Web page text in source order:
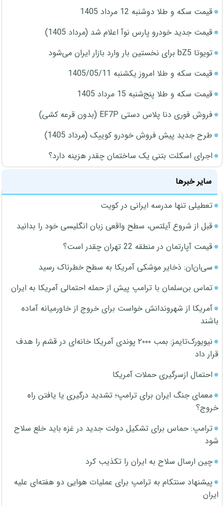
قیمت سکه و طلا دوشنبه 12 مرداد 1405
قیمت جدید خودرو پارس نوآ اعلام شد (مرداد 1405)
تویوتا bZ5 برای نخستین بار وارد بازار ایران می‌شود
قیمت سکه و طلا امروز یکشنبه 1405/05/11
قیمت سکه و طلا پنج‌شنبه 15 مرداد 1405
فروش فوری دنا پلاس دستی EF7P (بدون قرعه کشی)
طرح جدید پیش فروش خودرو کوییک (مرداد 1405)
اجرای اسکلت بتنی یک ساختمان چقدر هزینه دارد؟
سایر خبرها
تعطیلی تنها مدرسه ایرانی در کویت
قبل از شروع آیلتس، سطح واقعی زبان انگلیسی خود را بدانید
قیمت آپارتمان در منطقه 22 تهران چقدر است؟
سی‌ان‌ان: ذخایر موشکی آمریکا به سطح خطرناک رسید
تماس بن‌سلمان با ترامپ پیش از حمله احتمالی آمریکا به ایران
آمریکا از شهروندانش خواست برای خروج از خاورمیانه آماده
باشند
نیویورک‌تایمز: بمب ۲۰۰۰ پوندی آمریکا خانه‌ای در قشم را هدف
قرار داد
احتمال ازسرگیری حملات آمریکا
معمای جنگ ایران برای ترامپ؛ تشدید درگیری یا یافتن راه
خروج؟
ترامپ: حماس برای تشکیل دولت جدید در غزه باید خلع سلاح
شود
چین ارسال سلاح به ایران را تکذیب کرد
پیشنهاد سنتکام به ترامپ برای عملیات هوایی دو هفته‌ای علیه
ایران